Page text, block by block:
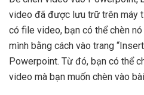
video đã được lưu trữ trên máy
có file video, bạn có thể chèn
mình bằng cách vào trang
Powerpoint. Từ đó, bạn có thể
video mà bạn muốn chèn vào